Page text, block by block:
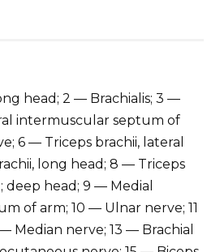
head; 2 — Brachialis; 3 —
intermuscular septum of
6 — Triceps brachii, lateral
long head; 8 — Triceps
deep head; 9 — Medial
of arm; 10 — Ulnar nerve; 11
Median nerve; 13 — Brachial